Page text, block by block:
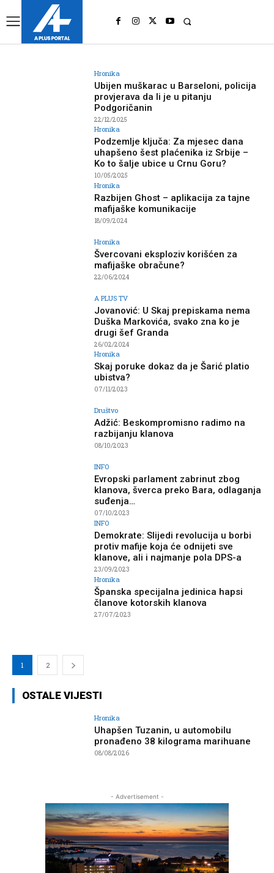
Hronika
Ubijen muškarac u Barseloni, policija
provjerava da li je u pitanju
Podgoričanin
22/12/2025
Hronika
Podzemlje ključa: Za mjesec dana
uhapšeno šest plaćenika iz Srbije –
Ko to šalje ubice u Crnu Goru?
10/05/2025
Hronika
Razbijen Ghost – aplikacija za tajne
mafijaške komunikacije
18/09/2024
Hronika
Švercovani eksploziv korišćen za
mafijaške obračune?
22/06/2024
A PLUS TV
Jovanović: U Skaj prepiskama nema
Duška Markovića, svako zna ko je
drugi šef Granda
26/02/2024
Hronika
Skaj poruke dokaz da je Šarić platio
ubistva?
07/11/2023
Društvo
Adžić: Beskompromisno radimo na
razbijanju klanova
08/10/2023
INFO
Evropski parlament zabrinut zbog
klanova, šverca preko Bara, odlaganja
suđenja…
07/10/2023
INFO
Demokrate: Slijedi revolucija u borbi
protiv mafije koja će odnijeti sve
klanove, ali i najmanje pola DPS-a
23/09/2023
Hronika
Španska specijalna jedinica hapsi
članove kotorskih klanova
27/07/2023
1 2
OSTALE VIJESTI
Hronika
Uhapšen Tuzanin, u automobilu
pronađeno 38 kilograma marihuane
08/08/2026
- Advertisement -